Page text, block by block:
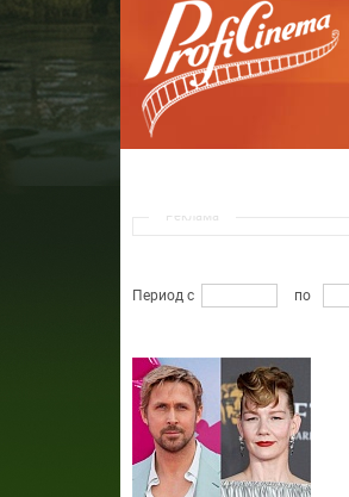
Реклама
Период с по